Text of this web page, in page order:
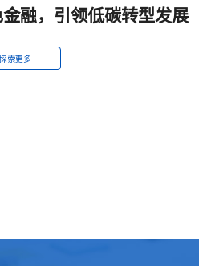
融，引领低碳转型发展
探索更多